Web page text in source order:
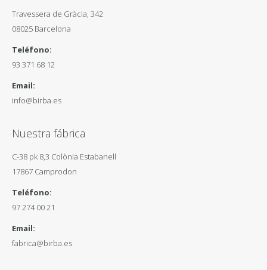
Travessera de Gràcia, 342
08025 Barcelona
Teléfono:
93 371 68 12
Email:
info@birba.es
Nuestra fábrica
C-38 pk 8,3 Colònia Estabanell
17867 Camprodon
Teléfono:
97 274 00 21
Email:
fabrica@birba.es